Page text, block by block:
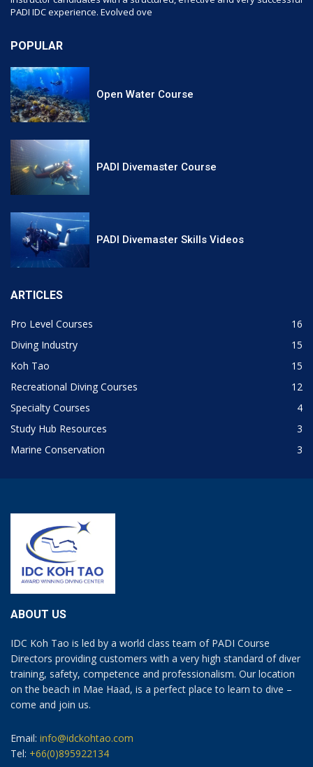
PADI IDC experience. Evolved ove
POPULAR
Open Water Course
PADI Divemaster Course
PADI Divemaster Skills Videos
ARTICLES
Pro Level Courses
16
Diving Industry
15
Koh Tao
15
Recreational Diving Courses
12
Specialty Courses
4
Study Hub Resources
3
Marine Conservation
3
ABOUT US
IDC Koh Tao is led by a world class team of PADI Course
Directors providing customers with a very high standard of diver
training, safety, competence and professionalism. Our location
on the beach in Mae Haad, is a perfect place to learn to dive –
come and join us.
Email: info@idckohtao.com
Tel: +66(0)895922134